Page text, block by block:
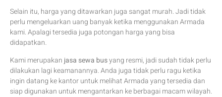
Selain itu, harga yang ditawarkan juga sangat murah. Jadi tidak
perlu mengeluarkan uang banyak ketika menggunakan Armada
kami. Apalagi tersedia juga potongan harga yang bisa
didapatkan.
Kami merupakan jasa sewa busyang resmi, jadi sudah tidak perlu
dilakukan lagi keamanannya. Anda juga tidak perlu ragu ketika
ingin datang ke kantor untuk melihat Armada yang tersedia dan
siap digunakan untuk mengantarkan ke berbagai macam wilayah.